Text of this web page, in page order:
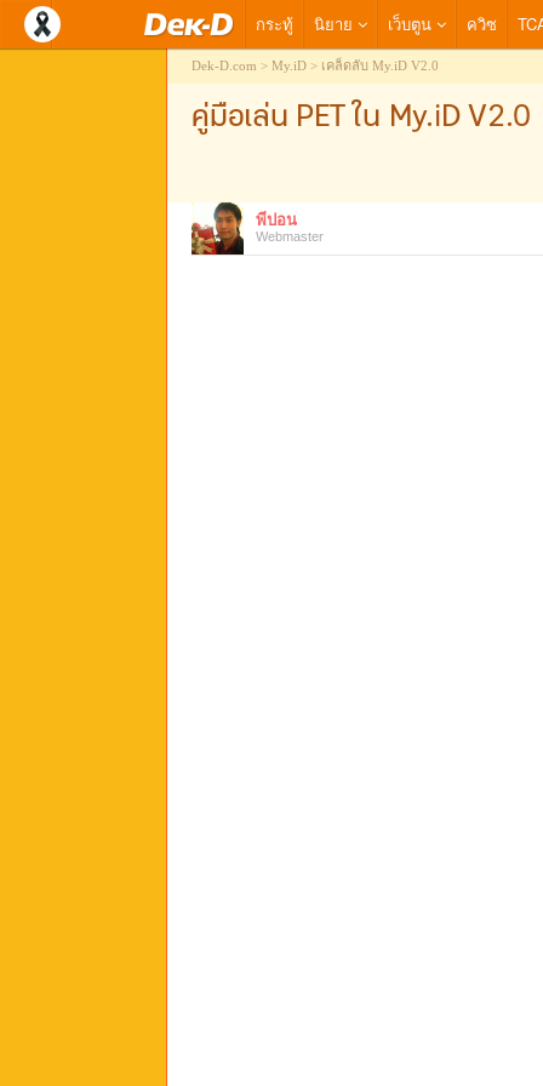
กระทู้ นิยาย เว็บตูน ควิซ
Dek-D.com My.iD เคล็ดลับ My.iD V2.0
คู่มือเล่น PET ใน My.iD V2.0
พี่ปอน
Webmaster